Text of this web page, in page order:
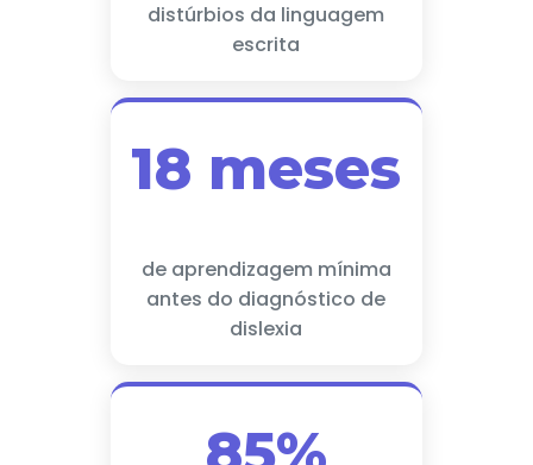
distúrbios da linguagem
escrita
18 meses
de aprendizagem mínima
antes do diagnóstico de
dislexia